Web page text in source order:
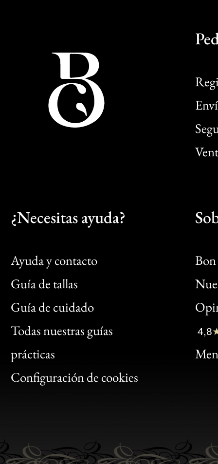
¿Necesitas ayuda?
Ayuda y contacto
Guía de tallas
Guía de cuidado
Todas nuestras guías
prácticas
Configuración de cookies
Bon
Clic
Bon
4,8